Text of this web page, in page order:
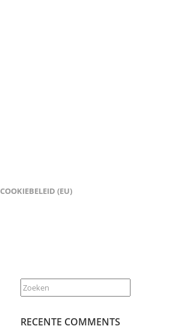
COOKIEBELEID (EU)
Zoeken
RECENTE COMMENTS